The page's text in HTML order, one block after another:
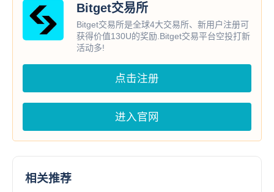
Bitget交易所
Bitget交易所是全球4大交易所、新用户注册可
获得价值130U的奖励.Bitget交易平台空投打新
活动多!
点击注册
进入官网
相关推荐